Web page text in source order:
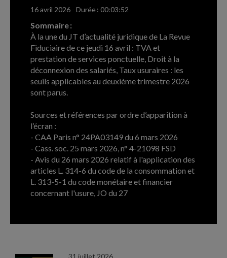
16 avril 2026 Durée : 00:03:52
Sommaire :
À la une du JT d’actualité juridique de La Revue
Fiduciaire de ce jeudi 16 avril : TVA et
prestation de services ponctuelle, Droit à la
déconnexion des salariés, Taux usuraires : les
seuils applicables au deuxième trimestre 2026
sont parus.
Sources et références par ordre d’apparition à
l’écran :
- CAA Paris n° 24PA03149 du 6 mars 2026
- Cass. soc. 25 mars 2026, n° 4-21098 FSD
- Avis du 26 mars 2026 relatif à l'application des
articles L. 314-6 du code de la consommation et
L. 313-5-1 du code monétaire et financier
concernant l'usure, JO du 27
31 juillet 2026